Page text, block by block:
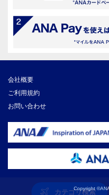
カテゴリ検索
会社概要
ご利用規約
お問い合わせ
Copyright